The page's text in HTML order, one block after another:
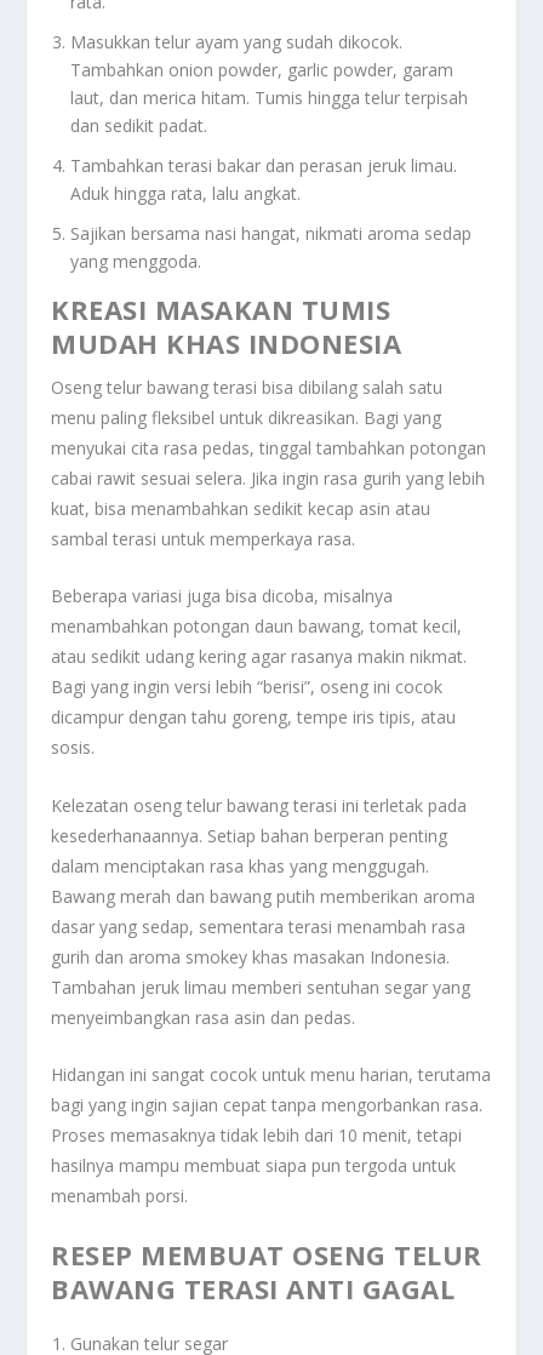
Masukkan telur ayam yang sudah dikocok.
Tambahkan onion powder, garlic powder, garam
laut, dan merica hitam. Tumis hingga telur terpisah
dan sedikit padat.
Tambahkan terasi bakar dan perasan jeruk limau.
Aduk hingga rata, lalu angkat.
Sajikan bersama nasi hangat, nikmati aroma sedap
yang menggoda.
KREASI MASAKAN TUMIS
MUDAH KHAS INDONESIA
Oseng telur bawang terasi bisa dibilang salah satu
menu paling fleksibel untuk dikreasikan. Bagi yang
menyukai cita rasa pedas, tinggal tambahkan potongan
cabai rawit sesuai selera. Jika ingin rasa gurih yang lebih
kuat, bisa menambahkan sedikit kecap asin atau
sambal terasi untuk memperkaya rasa.
Beberapa variasi juga bisa dicoba, misalnya
menambahkan potongan daun bawang, tomat kecil,
atau sedikit udang kering agar rasanya makin nikmat.
Bagi yang ingin versi lebih “berisi”, oseng ini cocok
dicampur dengan tahu goreng, tempe iris tipis, atau
sosis.
Kelezatan oseng telur bawang terasi ini terletak pada
kesederhanaannya. Setiap bahan berperan penting
dalam menciptakan rasa khas yang menggugah.
Bawang merah dan bawang putih memberikan aroma
dasar yang sedap, sementara terasi menambah rasa
gurih dan aroma smokey khas masakan Indonesia.
Tambahan jeruk limau memberi sentuhan segar yang
menyeimbangkan rasa asin dan pedas.
Hidangan ini sangat cocok untuk menu harian, terutama
bagi yang ingin sajian cepat tanpa mengorbankan rasa.
Proses memasaknya tidak lebih dari 10 menit, tetapi
hasilnya mampu membuat siapa pun tergoda untuk
menambah porsi.
RESEP MEMBUAT OSENG TELUR
BAWANG TERASI ANTI GAGAL
Gunakan telur segar